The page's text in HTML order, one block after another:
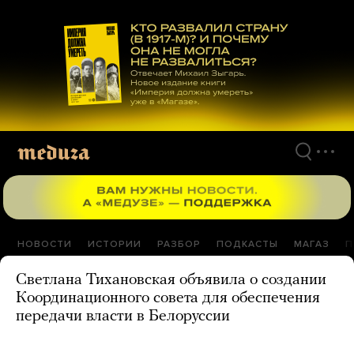
материалам
НОВОСТИ ИСТОРИИ РАЗБОР ПОДКАСТЫ МАГАЗ
Светлана Тихановская объявила о создании
Координационного совета для обеспечения
передачи власти в Белоруссии